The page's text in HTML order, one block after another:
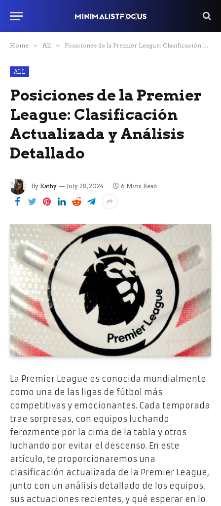
Home » All » Posiciones de la Premier League: Clasificación Actualizada y Análisis Detallado
ALL
Posiciones de la Premier
League: Clasificación
Actualizada y Análisis
Detallado
By Kathy July 28, 2024 6 Mins Read
La Premier League es conocida mundialmente
como una de las ligas de fútbol más
competitivas y emocionantes. Cada temporada
trae sorpresas, con equipos luchando
ferozmente por la cima de la tabla y otros
luchando por evitar el descenso. En este
artículo, te proporcionaremos una
clasificación actualizada de la Premier League,
junto con un análisis detallado de los equipos,
sus actuaciones recientes, y qué esperar en lo